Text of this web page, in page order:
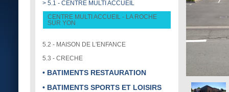
> 5.1 - CENTRE MULTI ACCUEIL
CENTRE MULTI ACCUEIL - LA ROCHE
SUR YON
5.2 - MAISON DE L'ENFANCE
5.3 - CRECHE
• BATIMENTS RESTAURATION
• BATIMENTS SPORTS ET LOISIRS